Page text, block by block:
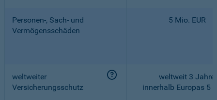
Personen-, Sach- und
Vermögensschäden
5 Mio. EUR
weltweiter
Versicherungsschutz
weltweit 3 Jahre,
innerhalb Europas 5